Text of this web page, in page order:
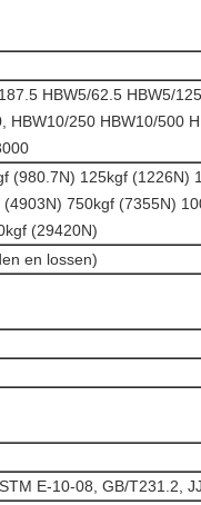
HBW5/62.5 HBW5/
HBW10/250 HBW10/500
(980.7N) 125kgf (1226N)
750kgf (7355N)
(29420N)
en lossen)
E-10-08, GB/T231.2,